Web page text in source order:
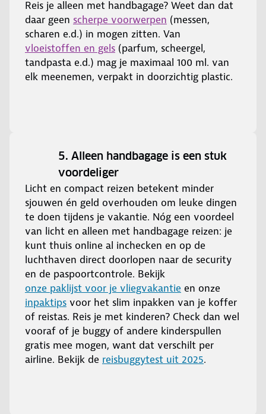
Reis je alleen met handbagage? Weet dan dat
daar geen scherpe voorwerpen (messen,
scharen e.d.) in mogen zitten. Van
vloeistoffen en gels (parfum, scheergel,
tandpasta e.d.) mag je maximaal 100 ml. van
elk meenemen, verpakt in doorzichtig plastic.
5. Alleen handbagage is een stuk
voordeliger
Licht en compact reizen betekent minder
sjouwen én geld overhouden om leuke dingen
te doen tijdens je vakantie. Nóg een voordeel
van licht en alleen met handbagage reizen: je
kunt thuis online al inchecken en op de
luchthaven direct doorlopen naar de security
en de paspoortcontrole. Bekijk
onze paklijst voor je vliegvakantie en onze
inpaktips voor het slim inpakken van je koffer
of reistas. Reis je met kinderen? Check dan wel
vooraf of je buggy of andere kinderspullen
gratis mee mogen, want dat verschilt per
airline. Bekijk de reisbuggytest uit 2025.